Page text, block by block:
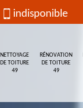
indisponible
NETTOYAGE
DE TOITURE
49
RÉNOVATION
DE TOITURE
49